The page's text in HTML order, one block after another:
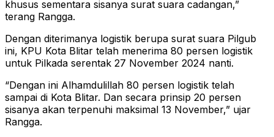
khusus sementara sisanya surat suara cadangan,”
terang Rangga.
Dengan diterimanya logistik berupa surat suara Pilgub
ini, KPU Kota Blitar telah menerima 80 persen logistik
untuk Pilkada serentak 27 November 2024 nanti.
“Dengan ini Alhamdulillah 80 persen logistik telah
sampai di Kota Blitar. Dan secara prinsip 20 persen
sisanya akan terpenuhi maksimal 13 November,” ujar
Rangga.